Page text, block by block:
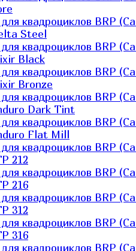
квадроциклов BRP
Steel
квадроциклов BRP
Black
квадроциклов BRP
Bronze
квадроциклов BRP
Dark Tint
квадроциклов BRP
Flat Mill
квадроциклов BRP
212
квадроциклов BRP
216
квадроциклов BRP
312
квадроциклов BRP
316
квадроциклов BRP